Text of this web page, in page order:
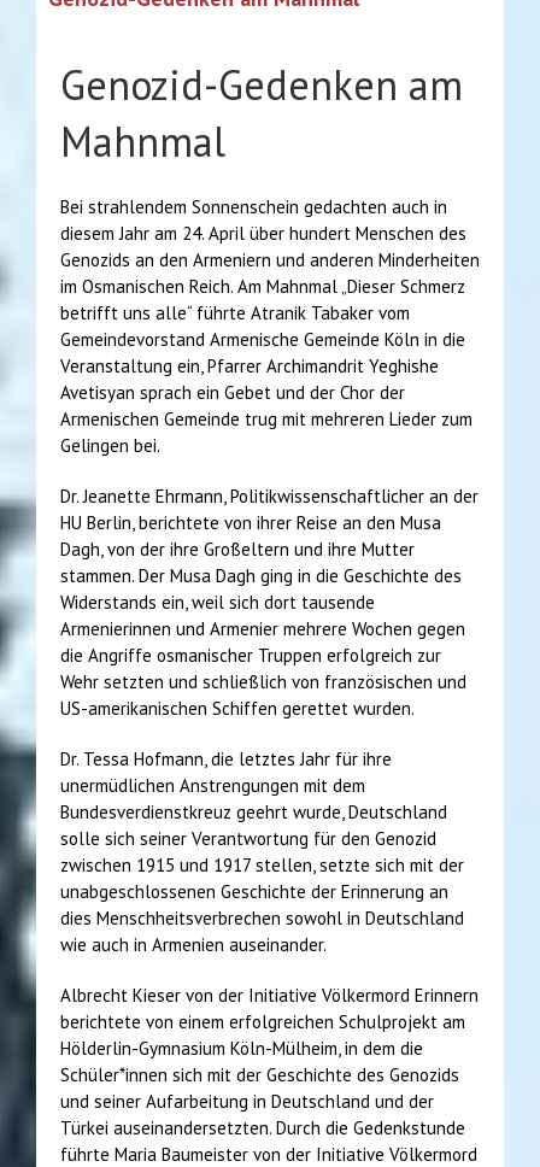
Genozid-Gedenken am
Mahnmal
Bei strahlendem Sonnenschein gedachten auch in
diesem Jahr am 24. April über hundert Menschen des
Genozids an den Armeniern und anderen Minderheiten
im Osmanischen Reich. Am Mahnmal „Dieser Schmerz
betrifft uns alle“ führte Atranik Tabaker vom
Gemeindevorstand Armenische Gemeinde Köln in die
Veranstaltung ein, Pfarrer Archimandrit Yeghishe
Avetisyan sprach ein Gebet und der Chor der
Armenischen Gemeinde trug mit mehreren Lieder zum
Gelingen bei.
Dr. Jeanette Ehrmann, Politikwissenschaftlicher an der
HU Berlin, berichtete von ihrer Reise an den Musa
Dagh, von der ihre Großeltern und ihre Mutter
stammen. Der Musa Dagh ging in die Geschichte des
Widerstands ein, weil sich dort tausende
Armenierinnen und Armenier mehrere Wochen gegen
die Angriffe osmanischer Truppen erfolgreich zur
Wehr setzten und schließlich von französischen und
US-amerikanischen Schiffen gerettet wurden.
Dr. Tessa Hofmann, die letztes Jahr für ihre
unermüdlichen Anstrengungen mit dem
Bundesverdienstkreuz geehrt wurde, Deutschland
solle sich seiner Verantwortung für den Genozid
zwischen 1915 und 1917 stellen, setzte sich mit der
unabgeschlossenen Geschichte der Erinnerung an
dies Menschheitsverbrechen sowohl in Deutschland
wie auch in Armenien auseinander.
Albrecht Kieser von der Initiative Völkermord Erinnern
berichtete von einem erfolgreichen Schulprojekt am
Hölderlin-Gymnasium Köln-Mülheim, in dem die
Schüler*innen sich mit der Geschichte des Genozids
und seiner Aufarbeitung in Deutschland und der
Türkei auseinandersetzten. Durch die Gedenkstunde
führte Maria Baumeister von der Initiative Völkermord